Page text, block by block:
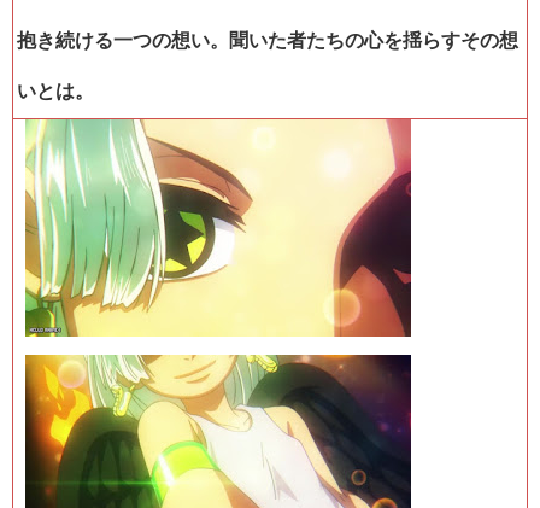
抱き続ける一つの想い。聞いた者たちの心を揺らすその想
いとは。